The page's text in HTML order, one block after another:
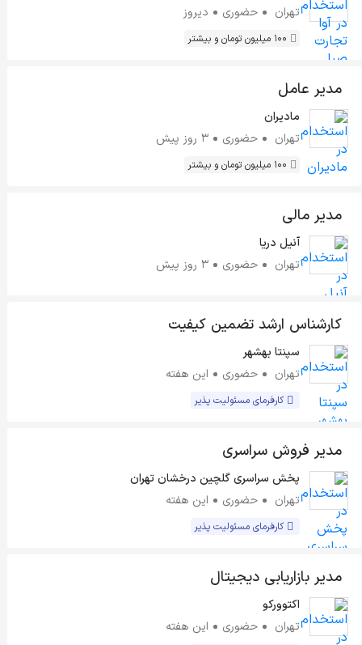
تهران
حضوری دیروز
100 میلیون تومان و بیشتر
مدیر عامل
مادیران
تهران
حضوری 3 روز پیش
100 میلیون تومان و بیشتر
مدیر مالی
آنیل دریا
تهران
حضوری 3 روز پیش
کارشناس ارشد تضمین کیفیت
سپنتا بهشهر
تهران
حضوری این هفته
کارفرمای مسئولیت پذیر
مدیر فروش سراسری
پخش سراسری گلچین درخشان تهران
تهران
حضوری این هفته
کارفرمای مسئولیت پذیر
مدیر بازاریابی دیجیتال
اکتوورکو
تهران
حضوری این هفته